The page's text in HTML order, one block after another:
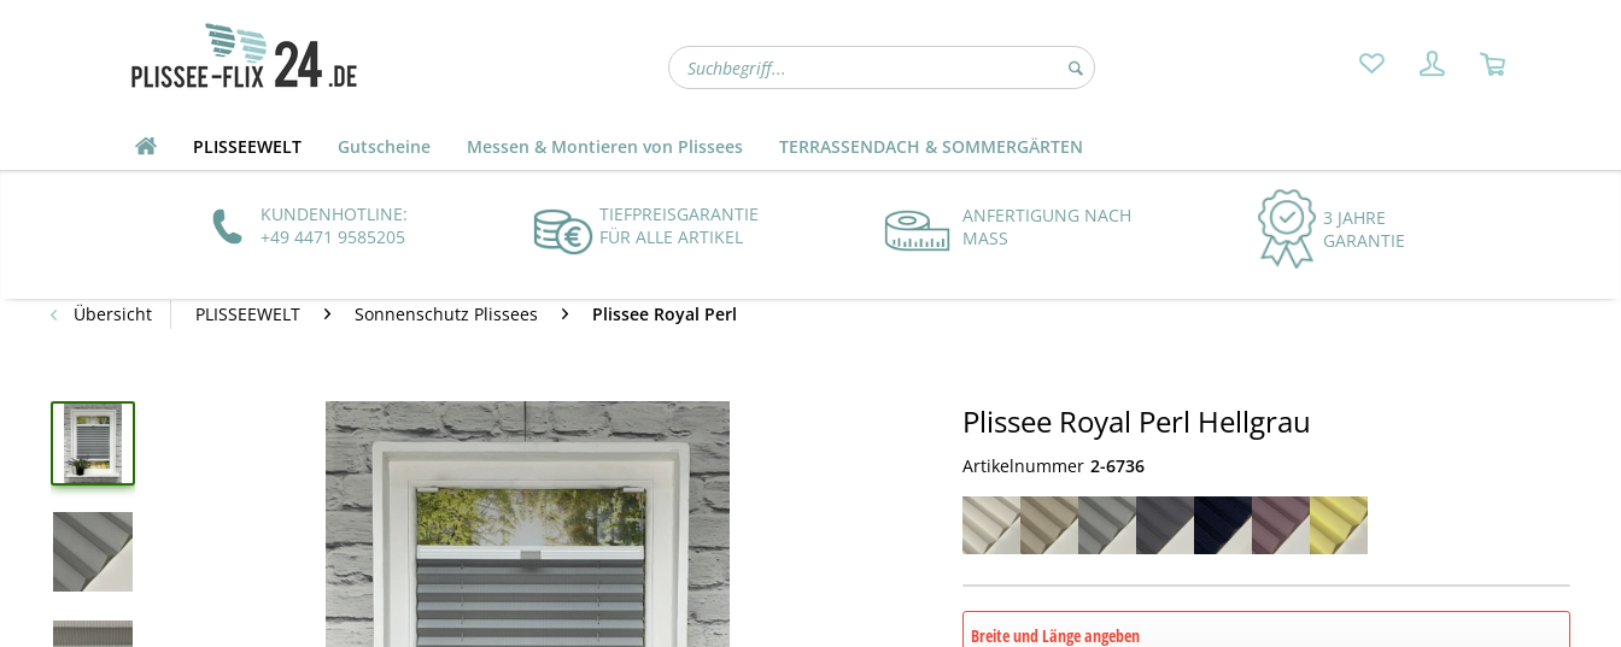
PLISSEEWELT Gutscheine Messen & Montieren von Plissees TERRASSENDACH & SOMMERGÄRTEN
KUNDENHOTLINE:
+49 4471 9585205
TIEFPREISGARANTIE
FÜR ALLE ARTIKEL
ANFERTIGUNG NACH
MASS
3 JAHRE
GARANTIE
Übersicht PLISSEEWELT Sonnenschutz Plissees Plissee Royal Perl
Plissee Royal Perl Hellgrau
Artikelnummer 2-6736
Breite und Länge angeben